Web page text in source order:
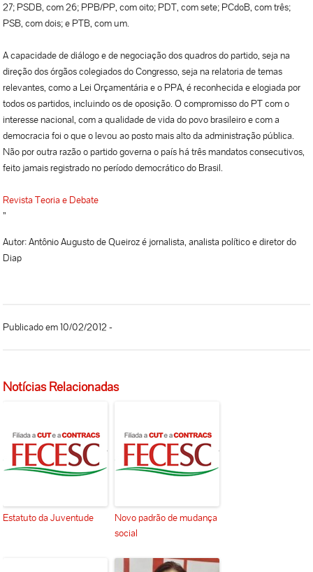
27; PSDB, com 26; PPB/PP, com oito; PDT, com sete; PCdoB, com três;
PSB, com dois; e PTB, com um.
A capacidade de diálogo e de negociação dos quadros do partido, seja na
direção dos órgãos colegiados do Congresso, seja na relatoria de temas
relevantes, como a Lei Orçamentária e o PPA, é reconhecida e elogiada por
todos os partidos, incluindo os de oposição. O compromisso do PT com o
interesse nacional, com a qualidade de vida do povo brasileiro e com a
democracia foi o que o levou ao posto mais alto da administração pública.
Não por outra razão o partido governa o país há três mandatos consecutivos,
feito jamais registrado no período democrático do Brasil.
Revista Teoria e Debate
”
Autor: Antônio Augusto de Queiroz é jornalista, analista político e diretor do
Diap
Publicado em 10/02/2012 -
Notícias Relacionadas
Estatuto da Juventude
Novo padrão de mudança
social